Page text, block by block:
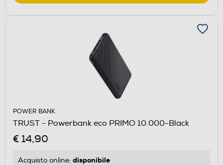
POWER BANK
TRUST - Powerbank eco PRIMO 10.000-Black
€ 14,90
Acquisto online: disponibile